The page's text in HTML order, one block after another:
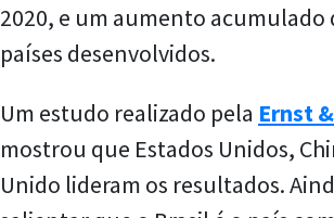
2020, e um aumento acumulado
países desenvolvidos.
Um estudo realizado pela Ernst
mostrou que Estados Unidos,
Unido lideram os resultados.